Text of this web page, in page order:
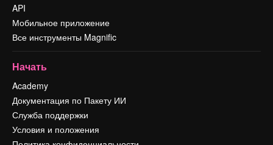
API
Мобильное приложение
Все инструменты Magnific
Начать
Academy
Документация по Пакету ИИ
Служба поддержки
Условия и положения